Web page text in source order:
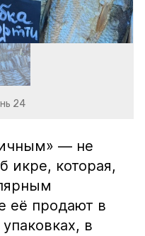
24
— не
икре, которая,
её продают в
в